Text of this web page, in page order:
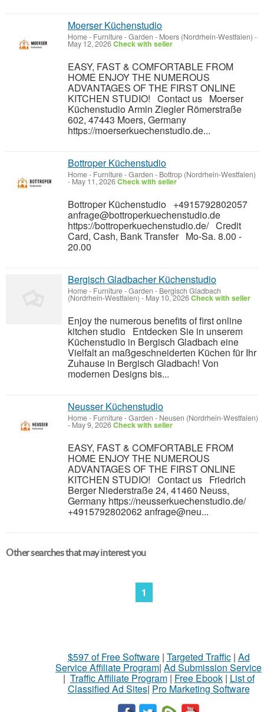
Moerser Küchenstudio
Home - Furniture - Garden - Moers (Nordrhein-Westfalen) -
May 12, 2026Check with seller
EASY, FAST & COMFORTABLE FROM
HOME ENJOY THE NUMEROUS
ADVANTAGES OF THE FIRST ONLINE
KITCHEN STUDIO! Contact us Moerser
Küchenstudio Armin Ziegler Römerstraße
602, 47443 Moers, Germany
https://moerserkuechenstudio.de...
Bottroper Küchenstudio
Home - Furniture - Garden - Bottrop (Nordrhein-Westfalen)
- May 11, 2026Check with seller
Bottroper Küchenstudio +4915792802057
anfrage@bottroperkuechenstudio.de
https://bottroperkuechenstudio.de/ Credit
Card, Cash, Bank Transfer Mo-Sa. 8.00 -
20.00
Bergisch Gladbacher Küchenstudio
Home - Furniture - Garden - Bergisch Gladbach
(Nordrhein-Westfalen) - May 10, 2026Check with seller
Enjoy the numerous benefits of first online
kitchen studio Entdecken Sie in unserem
Küchenstudio in Bergisch Gladbach eine
Vielfalt an maßgeschneiderten Küchen für Ihr
Zuhause in Bergisch Gladbach! Von
modernen Designs bis...
Neusser Küchenstudio
Home - Furniture - Garden - Neusen (Nordrhein-Westfalen)
- May 9, 2026Check with seller
EASY, FAST & COMFORTABLE FROM
HOME ENJOY THE NUMEROUS
ADVANTAGES OF THE FIRST ONLINE
KITCHEN STUDIO! Contact us Friedrich
Berger Niederstraße 24, 41460 Neuss,
Germany https://neusserkuechenstudio.de/
+4915792802062 anfrage@neu...
Other searches that may interest you
1
$597 of Free Software| Targeted Traffic| Ad
Service Affiliate Program| Ad Submission Service
| Traffic Affiliate Program| Free Ebook| List of
Classified Ad Sites| Pro Marketing Software